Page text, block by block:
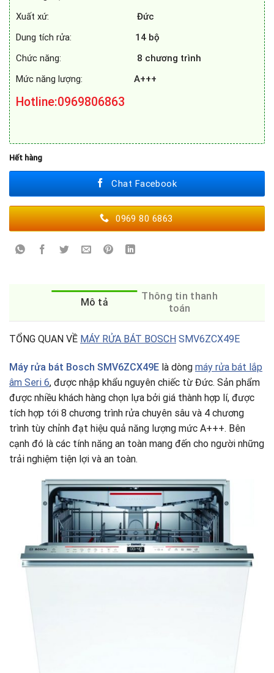
Xuất xứ: Đức
Dung tích rửa: 14 bộ
Chức năng: 8 chương trình
Mức năng lượng: A+++
Hotline:0969806863
Hết hàng
Chat Facebook
0969 80 6863
Mô tả
Thông tin thanh
toán
TỔNG QUAN VỀ MÁY RỬA BÁT BOSCH SMV6ZCX49E
Máy rửa bát Bosch SMV6ZCX49E là dòng máy rửa bát lắp
âm Seri 6, được nhập khẩu nguyên chiếc từ Đức. Sản phẩm
được nhiều khách hàng chọn lựa bởi giá thành hợp lí, được
tích hợp tới 8 chương trình rửa chuyên sâu và 4 chương
trình tùy chỉnh đạt hiệu quả năng lượng mức A+++. Bên
cạnh đó là các tính năng an toàn mang đến cho người những
trải nghiệm tiện lợi và an toàn.